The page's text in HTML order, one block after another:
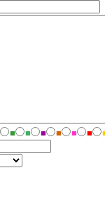
■ ■ ■ ■ ■ ■